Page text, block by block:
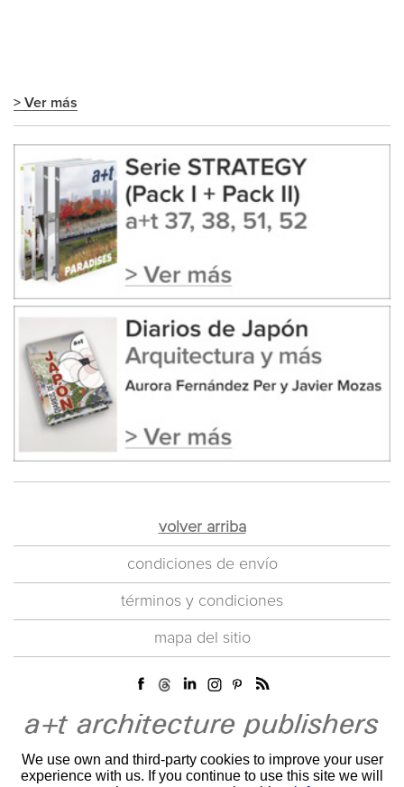
> Ver más
volver arriba
condiciones de envío
términos y condiciones
mapa del sitio
We use own and third-party cookies to improve your user
experience with us. If you continue to use this site we will